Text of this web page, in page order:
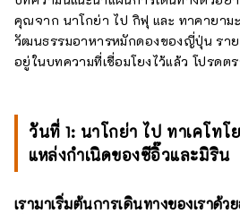
คุณจาก นาโกย่า ไป กิฟุ และ ทาคายาม
วัฒนธรรมอาหารหมักดองของญี่ปุ่น ราย
อยู่ในบทความที่เชื่อมโยงไว้แล้ว โปรด
วันที่ 1: นาโกย่า ไป ทาเคโท
แหล่งกำเนิดของซีอิ๊วและมิริน
เรามาเริ่มต้นการเดินทางของเราด้